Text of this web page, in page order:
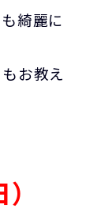
綺麗に
お教え